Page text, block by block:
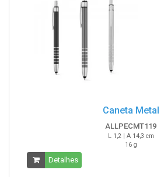
Caneta Metal
ALLPECMT119
L 1,2 | A 14,3 cm
16 g
Detalhes